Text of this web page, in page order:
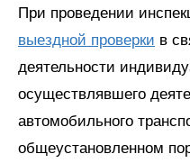
При проведении
выездной проверки в
деятельности
осуществлявшего
автомобильного
общеустановленном